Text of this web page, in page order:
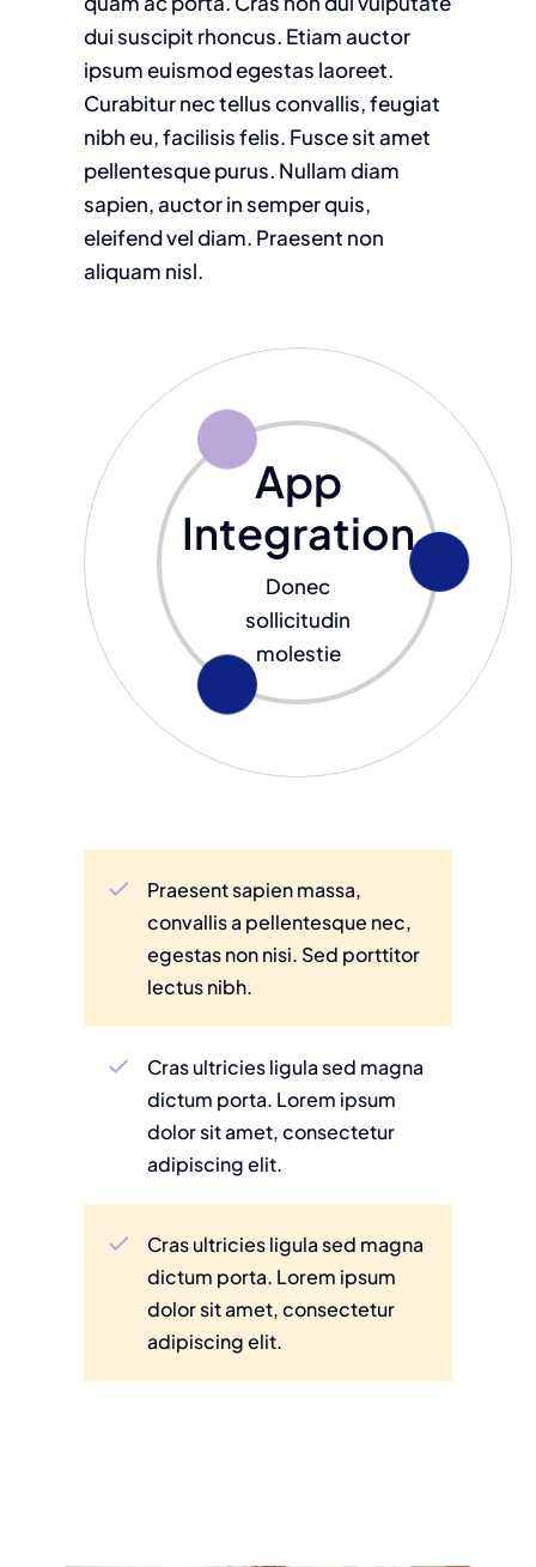
dui suscipit rhoncus. Etiam auctor
ipsum euismod egestas laoreet.
Curabitur nec tellus convallis, feugiat
nibh eu, facilisis felis. Fusce sit amet
pellentesque purus. Nullam diam
sapien, auctor in semper quis,
eleifend vel diam. Praesent non
aliquam nisl.
App
Integration
Donec
sollicitudin
molestie
Praesent sapien massa,
convallis a pellentesque nec,
egestas non nisi. Sed porttitor
lectus nibh.
Cras ultricies ligula sed magna
dictum porta. Lorem ipsum
dolor sit amet, consectetur
adipiscing elit.
Cras ultricies ligula sed magna
dictum porta. Lorem ipsum
dolor sit amet, consectetur
adipiscing elit.